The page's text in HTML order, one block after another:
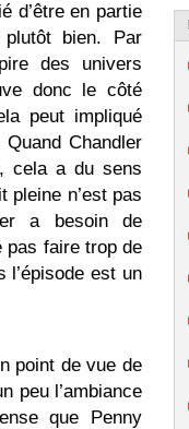
d’être en partie
bien. Par
des univers
donc le côté
peut impliqué
Chandler
cela a du sens
pleine n’est pas
a besoin de
pas faire trop de
l’épisode est un
point de vue de
peu l’ambiance
que Penny